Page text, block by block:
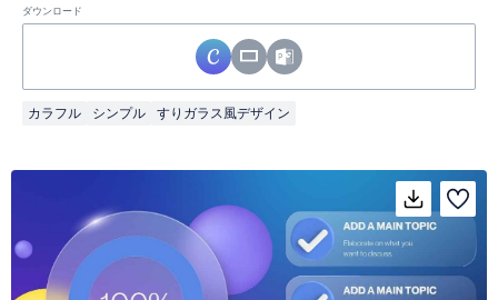
ダウンロード
カラフル シンプル すりガラス風デザイン